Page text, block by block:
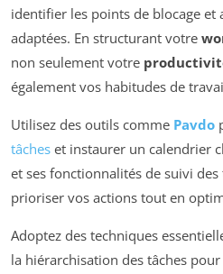
identifier les points de blocage et
adaptées. En structurant votre
non seulement votre
également vos habitudes de
Utilisez des outils comme Pavdo
tâches et instaurer un calendrier
et ses fonctionnalités de suivi
prioriser vos actions tout en
Adoptez des techniques
la hiérarchisation des tâches